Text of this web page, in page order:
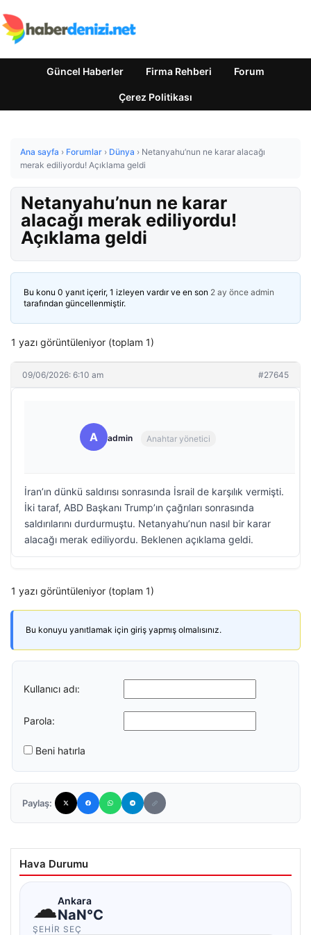
Güncel Haberler Firma Rehberi Forum
Çerez Politikası
Ana sayfa › Forumlar › Dünya › Netanyahu’nun ne karar alacağı
merak ediliyordu! Açıklama geldi
Netanyahu’nun ne karar
alacağı merak ediliyordu!
Açıklama geldi
Bu konu 0 yanıt içerir, 1 izleyen vardır ve en son 2 ay önce admin
tarafından güncellenmiştir.
1 yazı görüntüleniyor (toplam 1)
09/06/2026: 6:10 am #27645
A admin Anahtar yönetici
İran’ın dünkü saldırısı sonrasında İsrail de karşılık vermişti.
İki taraf, ABD Başkanı Trump’ın çağrıları sonrasında
saldırılarını durdurmuştu. Netanyahu’nun nasıl bir karar
alacağı merak ediliyordu. Beklenen açıklama geldi.
1 yazı görüntüleniyor (toplam 1)
Bu konuyu yanıtlamak için giriş yapmış olmalısınız.
Kullanıcı adı:
Parola:
Beni hatırla
Paylaş:
Hava Durumu
☁Ankara
NaN°C
ŞEHIR SEÇ